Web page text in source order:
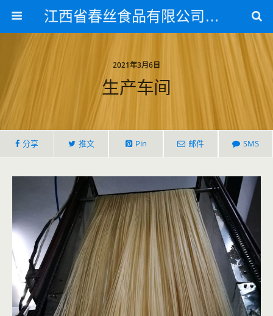
江西省春丝食品有限公司官方网站
2021年3月6日
生产车间
分享 推文 Pin 邮件 SMS